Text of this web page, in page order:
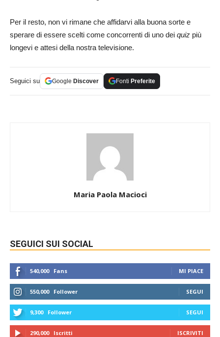
Per il resto, non vi rimane che affidarvi alla buona sorte e
sperare di essere scelti come concorrenti di uno dei quiz più
longevi e attesi della nostra televisione.
Seguici su Google Discover Fonti Preferite
Maria Paola Macioci
SEGUICI SUI SOCIAL
540,000 Fans MI PIACE
550,000 Follower SEGUI
9,300 Follower SEGUI
290,000 Iscritti ISCRIVITI